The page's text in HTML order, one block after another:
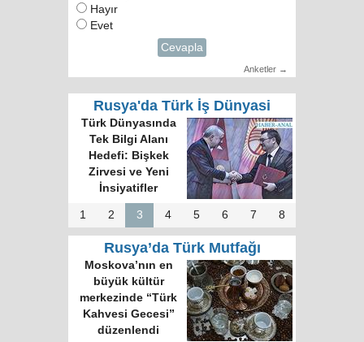
Hayır
Evet
Cevapla
Anketler →
Rusya'da Türk İş Dünyasi
Türk Dünyası 34
Harfli Ortak Alfabe
Üzerinde Uzlaşı
Sağlandı
1 2 3 4 5 6 7 8
Rusya’da Türk Mutfağı
Rus gazete:
Kokoreç İstanbul
sokak mutfağının
kralı